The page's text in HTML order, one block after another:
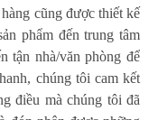
cũng được thiết kế
phẩm đến trung tâm
tận nhà/văn phòng để
chúng tôi cam kết
điều mà chúng tôi đã